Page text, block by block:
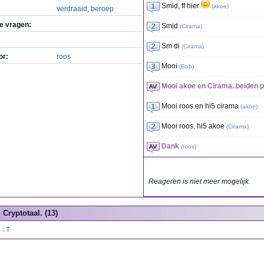
verdraaid , beroep
vragen:
roos
Smid, ff hier (akoe)
Smid (Cirama)
Sm di (Cirama)
Mooi (Bob)
Mooi akoe en Cirama..beiden
Mooi roos en hi5 cirama (akoe)
Mooi roos, hi5 akoe (Cirama)
Dank (roos)
Reageren is niet meer mogelijk.
Cryptotaal. (13)